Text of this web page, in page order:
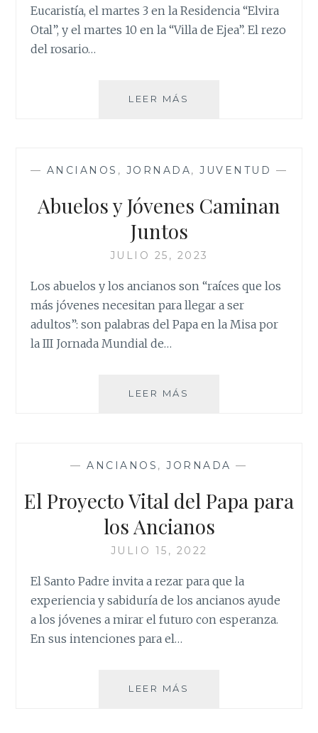
Eucaristía, el martes 3 en la Residencia “Elvira
Otal”, y el martes 10 en la “Villa de Ejea”. El rezo
del rosario…
LEER MÁS
— ANCIANOS , JORNADA,JUVENTUD —
Abuelos y Jóvenes Caminan
Juntos
JULIO 25, 2023
Los abuelos y los ancianos son “raíces que los
más jóvenes necesitan para llegar a ser
adultos”: son palabras del Papa en la Misa por
la III Jornada Mundial de…
LEER MÁS
—ANCIANOS ,JORNADA —
El Proyecto Vital del Papa para
los Ancianos
JULIO 15, 2022
El Santo Padre invita a rezar para que la
experiencia y sabiduría de los ancianos ayude
a los jóvenes a mirar el futuro con esperanza.
En sus intenciones para el…
LEER MÁS